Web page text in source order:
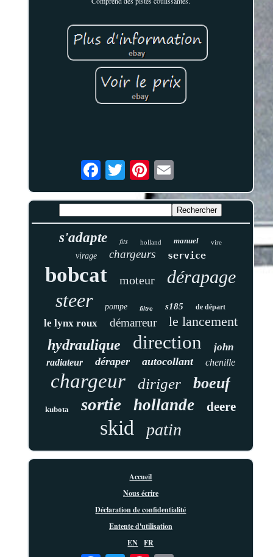
s'adapte fits holland manuel vire
virage chargeurs service
bobcat moteur dérapage
steer pompe filtre s185 de départ
le lynx roux démarreur le lancement
hydraulique direction john
radiateur déraper autocollant chenille
chargeur diriger boeuf
kubota sortie hollande deere
skid patin
Accueil
Nous écrire
Déclaration de confidentialité
Entente d'utilisation
EN
FR